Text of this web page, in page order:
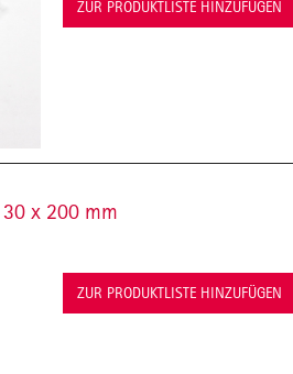
ZUR PRODUKTLISTE HINZUFÜGEN
30 x 200 mm
ZUR PRODUKTLISTE HINZUFÜGEN